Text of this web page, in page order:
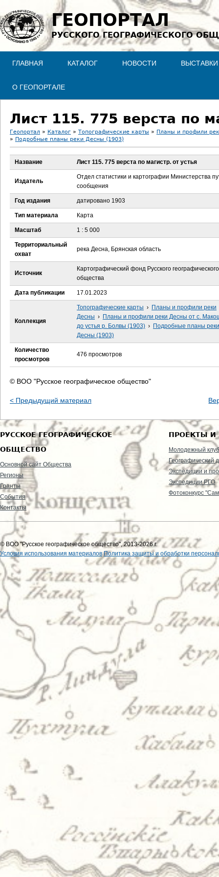
Jump to navigation
ГЕОПОРТАЛ
РУССКОГО ГЕОГРАФИЧЕСКОГО
ГЛАВНАЯ КАТАЛОГ НОВОСТИ ВЫСТАВКИ
О ГЕОПОРТАЛЕ
Лист 115. 775 верста по
В
ы
д
е
с
ь
Геопортал » Каталог » Топографические карты » Планы и профили
» Подробные планы реки Десны (1903)
Название Лист 115. 775 верста по магистр. от устья
Издатель
Отдел статистики и картографии Министерства
сообщения
Год издания датировано 1903
Тип материала Карта
Масштаб 1 : 5 000
Территориальный
охват
река Десна, Брянская область
Источник
Картографический фонд Русского географического
общества
Дата публикации 17.01.2023
Коллекция
Топографические карты › Планы и профили реки
Десны › Планы и профили реки Десны от с.
до устья р. Болвы (1903) › Подробные планы реки
Десны (1903)
Количество
просмотров
476 просмотров
© ВОО "Русское географическое общество"
< Предыдущий материал
РУССКОЕ ГЕОГРАФИЧЕСКОЕ
ОБЩЕСТВО
Основной сайт Общества
Регионы
Гранты
События
Контакты
ПРОЕКТЫ И
Молодежный клуб
Географический
Экспедиции и
Экспедиции РГО
Фотоконкурс
© ВОО "Русское географическое общество", 2013-2026 г.
Условия использования материалов Политика защиты и обработки